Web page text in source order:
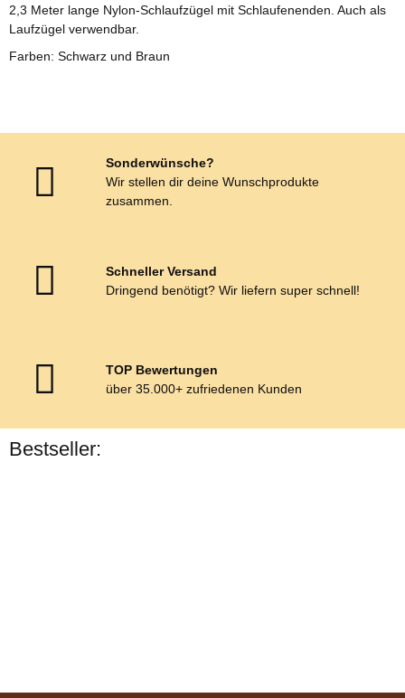
2,3 Meter lange Nylon-Schlaufzügel mit Schlaufenenden. Auch als
Laufzügel verwendbar.
Farben: Schwarz und Braun
Sonderwünsche?
Wir stellen dir deine Wunschprodukte
zusammen.
Schneller Versand
Dringend benötigt? Wir liefern super schnell!
TOP Bewertungen
über 35.000+ zufriedenen Kunden
Bestseller: